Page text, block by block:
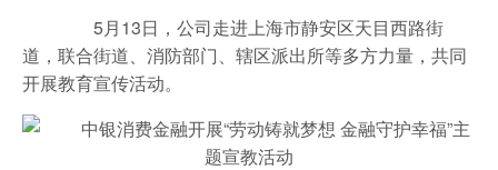
5月13日，公司走进上海市静安区天目西路街
道，联合街道、消防部门、辖区派出所等多方力量，共同
开展教育宣传活动。